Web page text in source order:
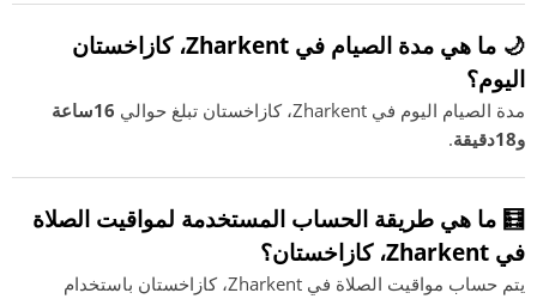
🌙 ما هي مدة الصيام في Zharkent، كازاخستان
اليوم؟
مدة الصيام اليوم في Zharkent، كازاخستان تبلغ حوالي
16ساعة
و18دقيقة
.
🧮 ما هي طريقة الحساب المستخدمة لمواقيت الصلاة
في Zharkent، كازاخستان؟
يتم حساب مواقيت الصلاة في Zharkent، كازاخستان باستخدام